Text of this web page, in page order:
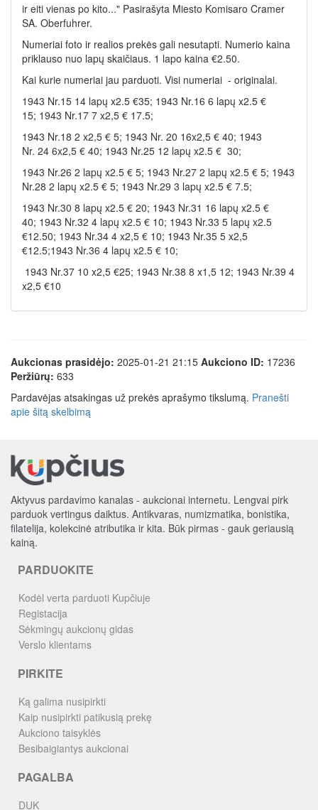
ir eiti vienas po kito..." Pasirašyta Miesto Komisaro Cramer
SA. Oberfuhrer.
Numeriai foto ir realios prekės gali nesutapti. Numerio kaina
priklauso nuo lapų skaičiaus. 1 lapo kaina €2.50.
Kai kurie numeriai jau parduoti. Visi numeriai - originalai.
1943 Nr.15 14 lapų x2.5 €35; 1943 Nr.16 6 lapų x2.5 €
15; 1943 Nr.17 7 x2,5 € 17.5;
1943 Nr.18 2 x2,5 € 5; 1943 Nr. 20 16x2,5 € 40; 1943
Nr. 24 6x2,5 € 40; 1943 Nr.25 12 lapų x2.5 € 30;
1943 Nr.26 2 lapų x2.5 € 5; 1943 Nr.27 2 lapų x2.5 € 5; 1943
Nr.28 2 lapų x2.5 € 5; 1943 Nr.29 3 lapų x2.5 € 7.5;
1943 Nr.30 8 lapų x2.5 € 20; 1943 Nr.31 16 lapų x2.5 €
40; 1943 Nr.32 4 lapų x2.5 € 10; 1943 Nr.33 5 lapų x2.5
€12.50; 1943 Nr.34 4 x2,5 € 10; 1943 Nr.35 5 x2,5
€12.5;1943 Nr.36 4 lapų x2.5 € 10;
1943 Nr.37 10 x2,5 €25; 1943 Nr.38 8 x1,5 12; 1943 Nr.39 4
x2,5 €10
Aukcionas prasidėjo: 2025-01-21 21:15 Aukciono ID: 17236
Peržiūrų: 633
Pardavėjas atsakingas už prekės aprašymo tikslumą. Pranešti
apie šitą skelbimą
Aktyvus pardavimo kanalas - aukcionai internetu. Lengvai pirk
parduok vertingus daiktus. Antikvaras, numizmatika, bonistika,
filatelija, kolekcinė atributika ir kita. Būk pirmas - gauk geriausią
kainą.
PARDUOKITE
Kodėl verta parduoti Kupčiuje
Registacija
Sėkmingų aukcionų gidas
Verslo klientams
PIRKITE
Ką galima nusipirkti
Kaip nusipirkti patikusią prekę
Aukciono taisyklės
Besibaigiantys aukcionai
PAGALBA
DUK